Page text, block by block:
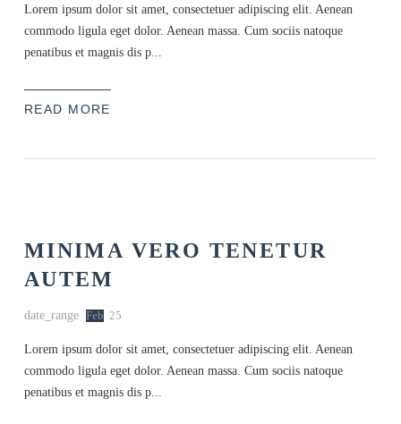
Lorem ipsum dolor sit amet, consectetuer adipiscing elit. Aenean
commodo ligula eget dolor. Aenean massa. Cum sociis natoque
penatibus et magnis dis p...
READ MORE
MINIMA VERO TENETUR
AUTEM
date_range Feb 25
Lorem ipsum dolor sit amet, consectetuer adipiscing elit. Aenean
commodo ligula eget dolor. Aenean massa. Cum sociis natoque
penatibus et magnis dis p...